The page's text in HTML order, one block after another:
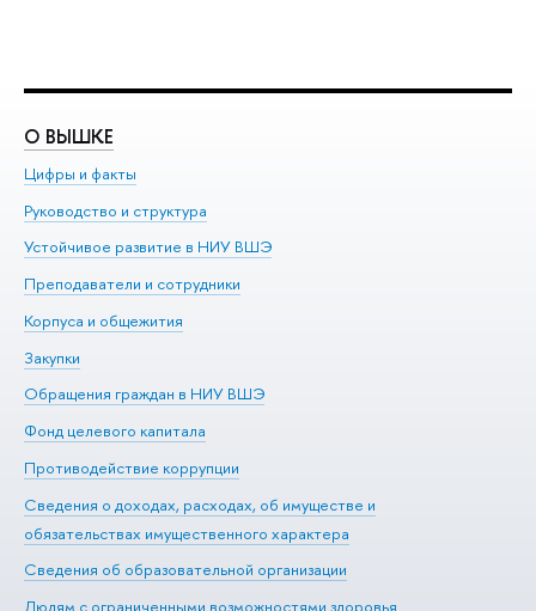
О ВЫШКЕ
Цифры и факты
Руководство и структура
Устойчивое развитие в НИУ ВШЭ
Преподаватели и сотрудники
Корпуса и общежития
Закупки
Обращения граждан в НИУ ВШЭ
Фонд целевого капитала
Противодействие коррупции
Сведения о доходах, расходах, об имуществе и
обязательствах имущественного характера
Сведения об образовательной организации
Людям с ограниченными возможностями здоровья